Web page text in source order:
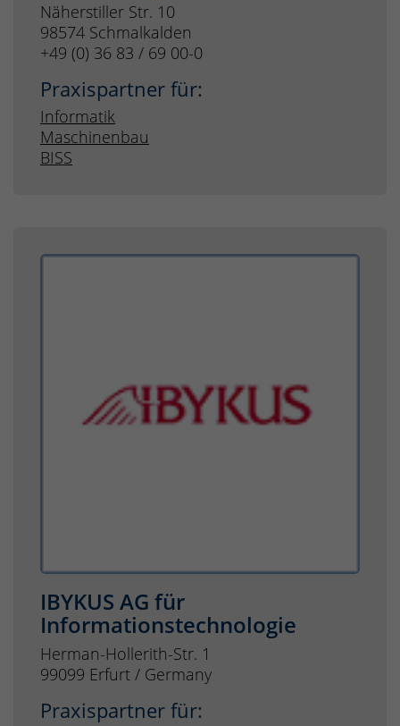
Näherstiller Str. 10
98574 Schmalkalden
+49 (0) 36 83 / 69 00-0
Praxispartner für:
Informatik
Maschinenbau
BISS
IBYKUS AG für
Informationstechnologie
Herman-Hollerith-Str. 1
99099 Erfurt / Germany
Praxispartner für: